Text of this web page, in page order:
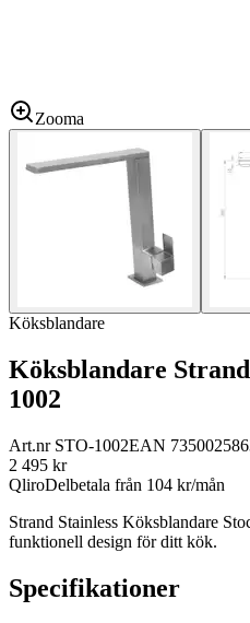
Zooma
Köksblandare
Köksblandare
1002
Art.nr STO-1002EAN
2 495 kr
QliroDelbetala från 104 kr/mån
Strand Stainless Köksblandare
funktionell design för ditt kök.
Specifikationer